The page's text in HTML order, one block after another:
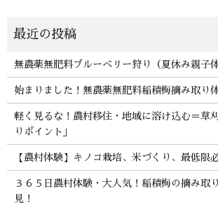
無農薬無肥料ブルーベリー狩り（夏休み親子
始まりました！無農薬無肥料稲積梅摘み取り
軽く見るな！農村移住・地域に溶け込む＝草
りポイント」
【農村体験】キノコ栽培、米づくり、最低限
３６５日農村体験・大人気！稲積梅の摘み取
見！